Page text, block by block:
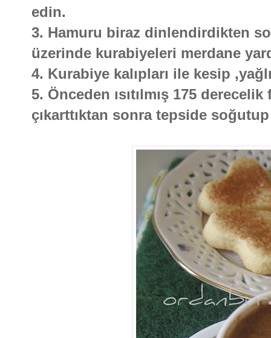
edin.
3. Hamuru biraz dinlendirdikten
üzerinde kurabiyeleri merdane
4. Kurabiye kalıpları ile kesip
5. Önceden ısıtılmış 175
çıkarttıktan sonra tepside